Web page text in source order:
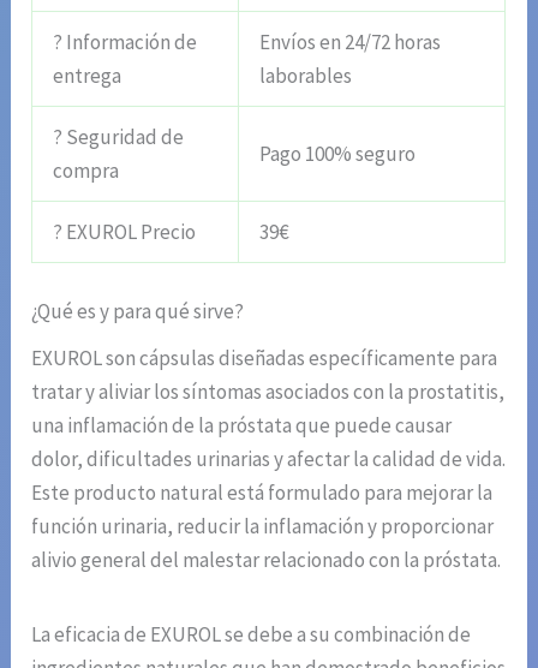
? Información de
entrega
Envíos en 24/72 horas
laborables
? Seguridad de
compra
Pago 100% seguro
? EXUROL Precio 39€
¿Qué es y para qué sirve?
EXUROL son cápsulas diseñadas específicamente para
tratar y aliviar los síntomas asociados con la prostatitis,
una inflamación de la próstata que puede causar
dolor, dificultades urinarias y afectar la calidad de vida.
Este producto natural está formulado para mejorar la
función urinaria, reducir la inflamación y proporcionar
alivio general del malestar relacionado con la próstata.
La eficacia de EXUROL se debe a su combinación de